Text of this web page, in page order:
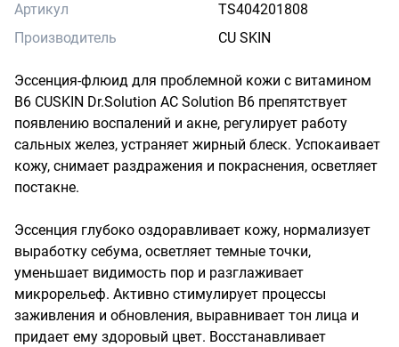
Артикул
TS404201808
Производитель
CU SKIN
Эссенция-флюид для проблемной кожи с витамином
B6 CUSKIN Dr.Solution AC Solution B6 препятствует
появлению воспалений и акне, регулирует работу
сальных желез, устраняет жирный блеск. Успокаивает
кожу, снимает раздражения и покраснения, осветляет
постакне.
Эссенция глубоко оздоравливает кожу, нормализует
выработку себума, осветляет темные точки,
уменьшает видимость пор и разглаживает
микрорельеф. Активно стимулирует процессы
заживления и обновления, выравнивает тон лица и
придает ему здоровый цвет. Восстанавливает